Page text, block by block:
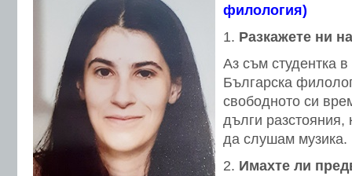
филология)
Разкажете ни
Аз съм студентка
Българска
свободното си
дълги разстояния,
да слушам музика.
Имахте ли